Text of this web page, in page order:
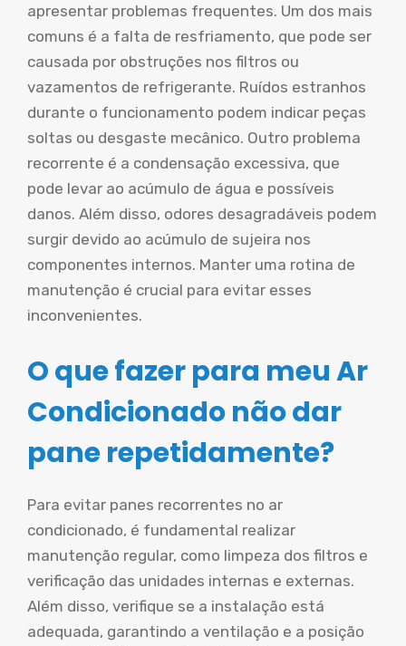
apresentar problemas frequentes. Um dos mais
comuns é a falta de resfriamento, que pode ser
causada por obstruções nos filtros ou
vazamentos de refrigerante. Ruídos estranhos
durante o funcionamento podem indicar peças
soltas ou desgaste mecânico. Outro problema
recorrente é a condensação excessiva, que
pode levar ao acúmulo de água e possíveis
danos. Além disso, odores desagradáveis podem
surgir devido ao acúmulo de sujeira nos
componentes internos. Manter uma rotina de
manutenção é crucial para evitar esses
inconvenientes.
O que fazer para meu Ar
Condicionado não dar
pane repetidamente?
Para evitar panes recorrentes no ar
condicionado, é fundamental realizar
manutenção regular, como limpeza dos filtros e
verificação das unidades internas e externas.
Além disso, verifique se a instalação está
adequada, garantindo a ventilação e a posição